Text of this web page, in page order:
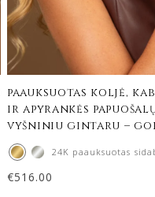
paauksuotas koljė,
ir apyrankės
vyšniniu gintaru –
24K paauksuotas
€516.00